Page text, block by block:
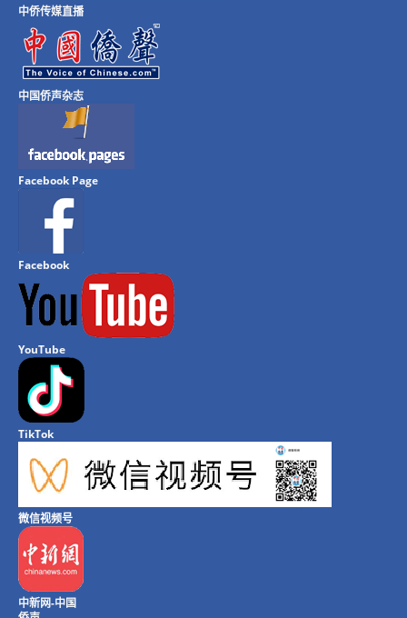
中侨传媒直播
中国侨声杂志
Facebook Page
Facebook
YouTube
TikTok
微信视频号
中新网-中国